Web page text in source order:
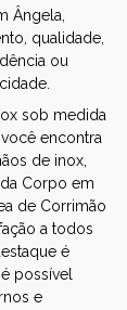
Ângela,
qualidade,
ou
sob medida
encontra
de inox,
Corpo em
de Corrimão
a todos
é
possível
e